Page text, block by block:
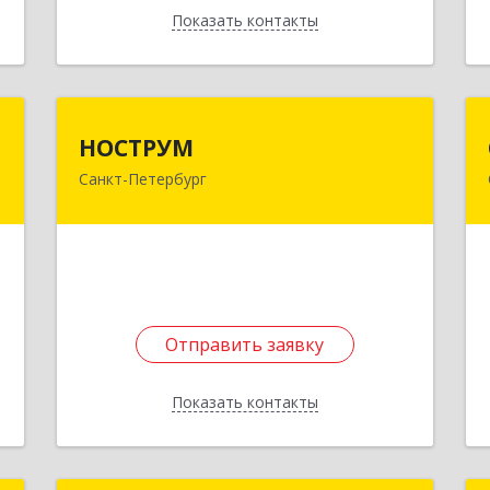
Показать контакты
Назад
НОСТРУМ
Санкт-Петербург
Отправить заявку
Показать контакты
190020, Санкт-Петербург г, вн.тер.г.
Подробнее
Назад